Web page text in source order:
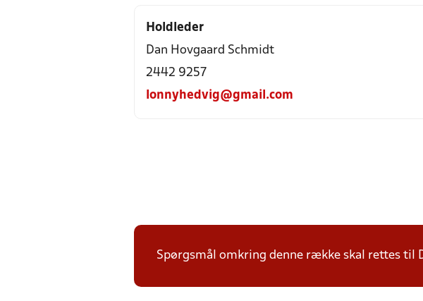
Holdleder
Dan Hovgaard Schmidt
2442 9257
lonnyhedvig@gmail.com
Spørgsmål omkring denne række skal rettes til